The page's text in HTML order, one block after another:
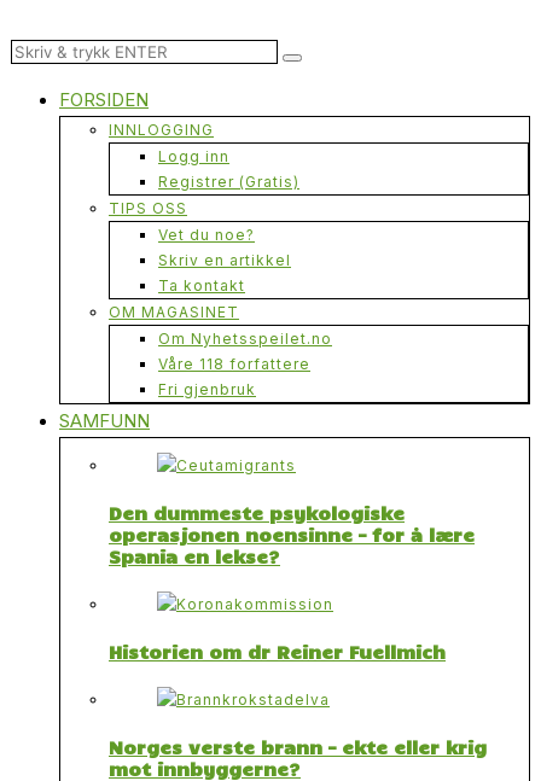
FORSIDEN
INNLOGGING
Logg inn
Registrer (Gratis)
TIPS OSS
Vet du noe?
Skriv en artikkel
Ta kontakt
OM MAGASINET
Om Nyhetsspeilet.no
Våre 118 forfattere
Fri gjenbruk
SAMFUNN
Den dummeste psykologiske
operasjonen noensinne – for å lære
Spania en lekse?
Historien om dr Reiner Fuellmich
Norges verste brann – ekte eller krig
mot innbyggerne?